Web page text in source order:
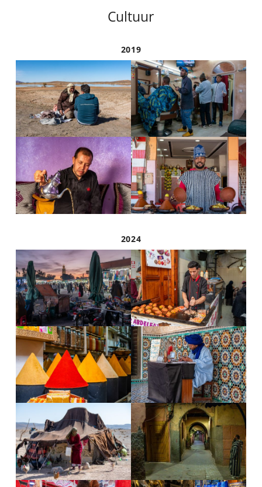
Cultuur
2019
2024